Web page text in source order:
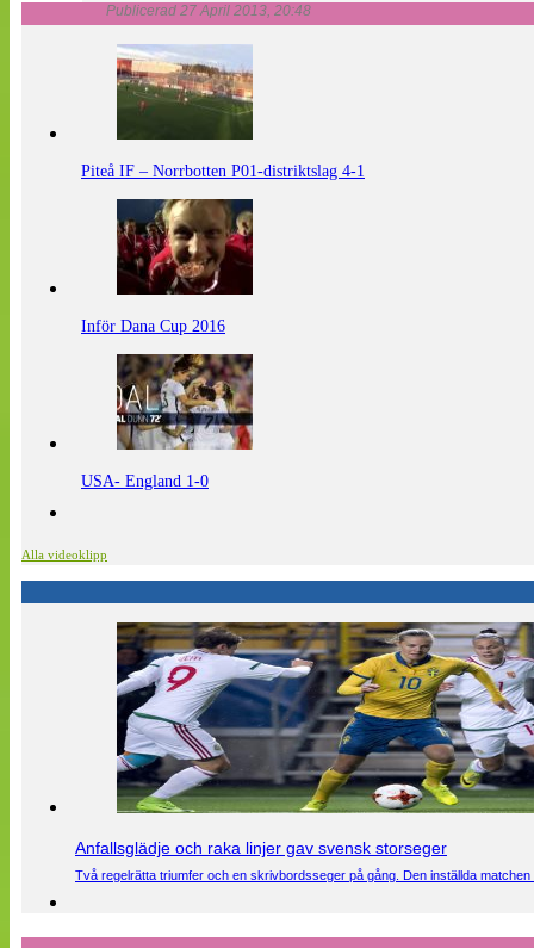
Publicerad 27 April 2013, 20:48
Piteå IF – Norrbotten P01-distriktslag 4-1
Inför Dana Cup 2016
USA- England 1-0
Alla videoklipp
Anfallsglädje och raka linjer gav svensk storseger
Två regelrätta triumfer och en skrivbordsseger på gång. Den inställda